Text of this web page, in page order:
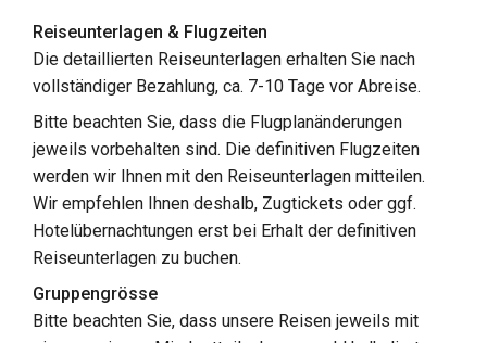
Reiseunterlagen & Flugzeiten
Die detaillierten Reiseunterlagen erhalten Sie nach
vollständiger Bezahlung, ca. 7-10 Tage vor Abreise.
Bitte beachten Sie, dass die Flugplanänderungen
jeweils vorbehalten sind. Die definitiven Flugzeiten
werden wir Ihnen mit den Reiseunterlagen mitteilen.
Wir empfehlen Ihnen deshalb, Zugtickets oder ggf.
Hotelübernachtungen erst bei Erhalt der definitiven
Reiseunterlagen zu buchen.
Gruppengrösse
Bitte beachten Sie, dass unsere Reisen jeweils mit